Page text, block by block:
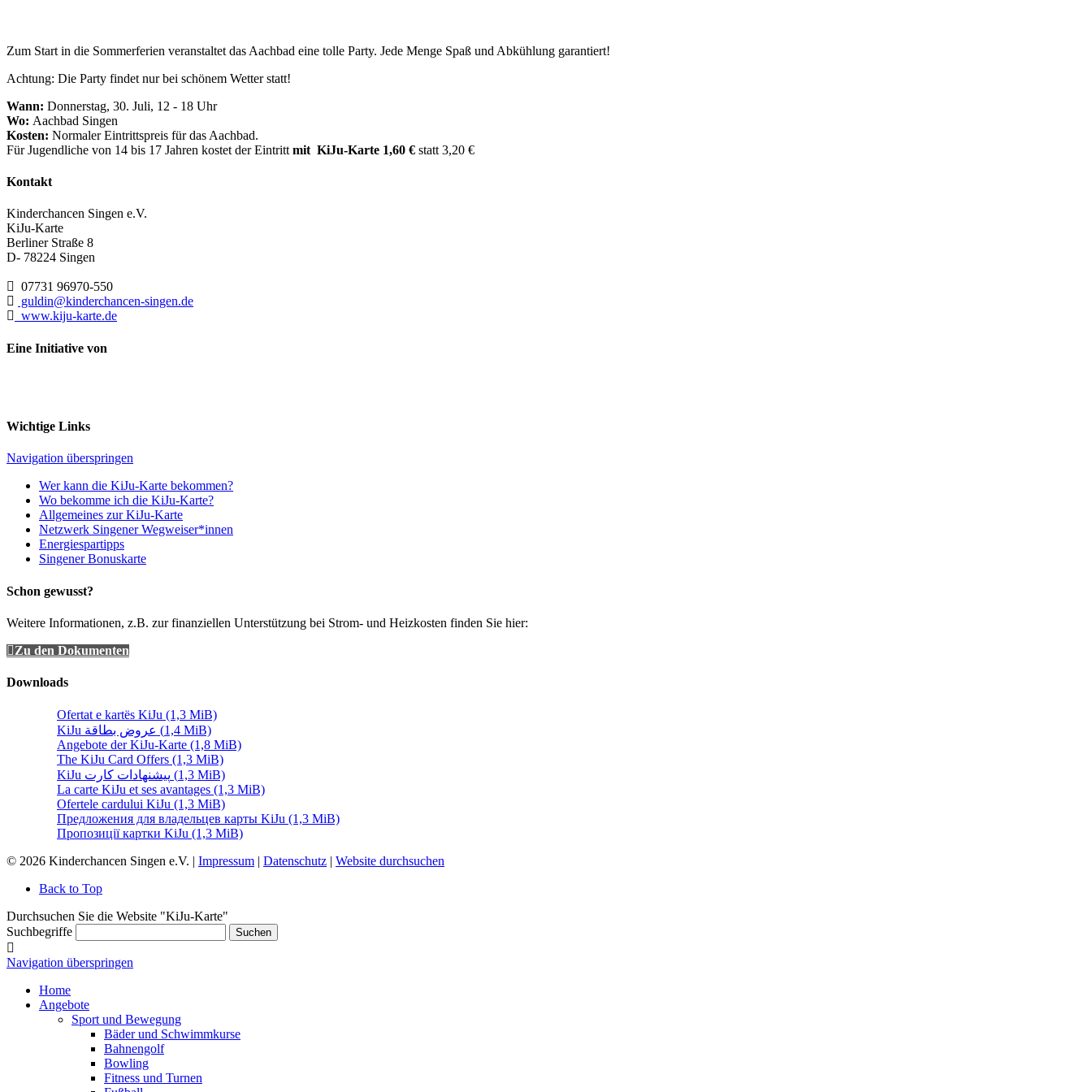
Zum Start in die Sommerferien veranstaltet das Aachbad eine tolle Party. Jede Menge Spaß und Abkühlung garantiert!
Achtung: Die Party findet nur bei schönem Wetter statt!
Wann: Donnerstag, 30. Juli, 12 - 18 Uhr
Wo: Aachbad Singen
Kosten: Normaler Eintrittspreis für das Aachbad.
Für Jugendliche von 14 bis 17 Jahren kostet der Eintritt mit KiJu-Karte 1,60 € statt 3,20 €
Kontakt
Kinderchancen Singen e.V.
KiJu-Karte
Berliner Straße 8
D- 78224 Singen
07731 96970-550
guldin@kinderchancen-singen.de
www.kiju-karte.de
Eine Initiative von
Wichtige Links
Navigation überspringen
Wer kann die KiJu-Karte bekommen?
Wo bekomme ich die KiJu-Karte?
Allgemeines zur KiJu-Karte
Netzwerk Singener Wegweiser*innen
Energiespartipps
Singener Bonuskarte
Schon gewusst?
Weitere Informationen, z.B. zur finanziellen Unterstützung bei Strom- und Heizkosten finden Sie hier:
Zu den Dokumenten
Downloads
Ofertat e kartës KiJu (1,3 MiB)
(1,4 MiB)
Angebote der KiJu-Karte (1,8 MiB)
The KiJu Card Offers (1,3 MiB)
(1,3 MiB)
La carte KiJu et ses avantages (1,3 MiB)
Ofertele cardului KiJu (1,3 MiB)
Предложения для владельцев карты KiJu (1,3 MiB)
Пропозиції картки KiJu (1,3 MiB)
© 2026 Kinderchancen Singen e.V. | Impressum | Datenschutz | Website durchsuchen
Back to Top
Durchsuchen Sie die Website "KiJu-Karte"
Suchbegriffe
Suchen
Navigation überspringen
Home
Angebote
Sport und Bewegung
Bäder und Schwimmkurse
Bahnengolf
Bowling
Fitness und Turnen